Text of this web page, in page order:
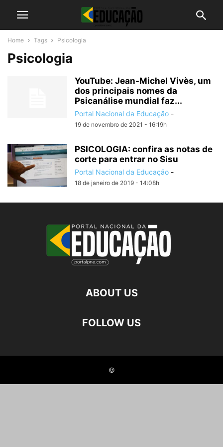
Home Tags Psicologia
Psicologia
YouTube: Jean-Michel Vivès, um
dos principais nomes da
Psicanálise mundial faz...
Portal Nacional da Educação -
19 de novembro de 2021 - 16:19h
PSICOLOGIA: confira as notas de
corte para entrar no Sisu
Portal Nacional da Educação -
18 de janeiro de 2019 - 14:08h
ABOUT US
FOLLOW US
©